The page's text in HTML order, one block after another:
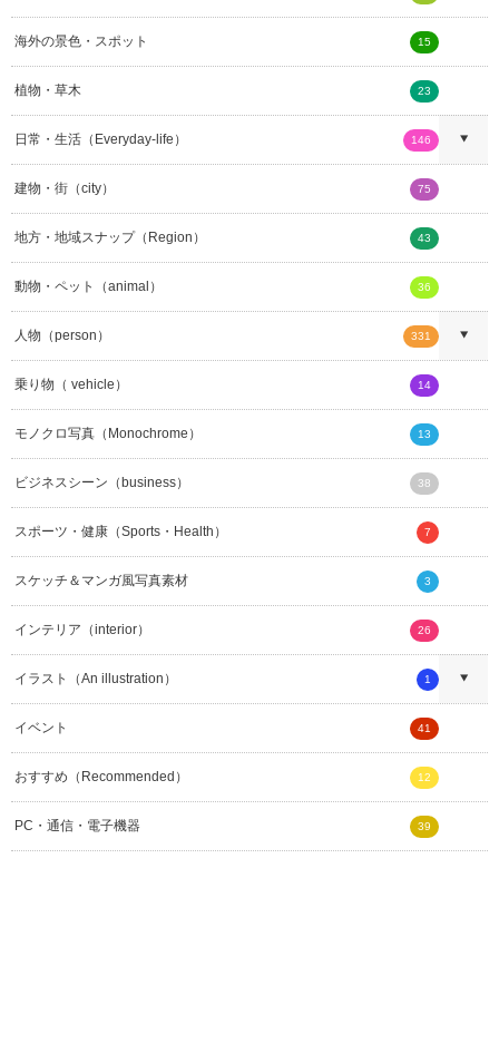
海外の景色・スポット 15
植物・草木 23
日常・生活（Everyday-life） 146
建物・街（city） 75
地方・地域スナップ（Region） 43
動物・ペット（animal） 36
人物（person） 331
乗り物（ vehicle） 14
モノクロ写真（Monochrome） 13
ビジネスシーン（business） 38
スポーツ・健康（Sports・Health） 7
スケッチ＆マンガ風写真素材 3
インテリア（interior） 26
イラスト（An illustration） 1
イベント 41
おすすめ（Recommended） 12
PC・通信・電子機器 39